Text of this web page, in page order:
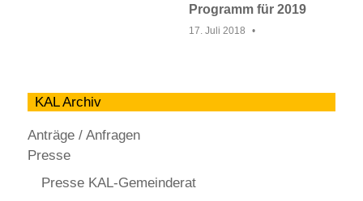
Programm für 2019
17. Juli 2018
KAL Archiv
Anträge / Anfragen
Presse
Presse KAL-Gemeinderat